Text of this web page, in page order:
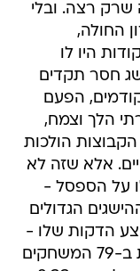
שרק רצה. ובלי
החולה,
צלף גם על הפרקט: 23 נקודות היו לו
לא הישג חסר תקדים
הפעם
הלך וצמח,
הולכות
אלא שזה לא
על הספסל -
הגדולים
הדקות שלו -
לא פחות מ-48.5, כל דקה אפשרית ב-79 המשחקים